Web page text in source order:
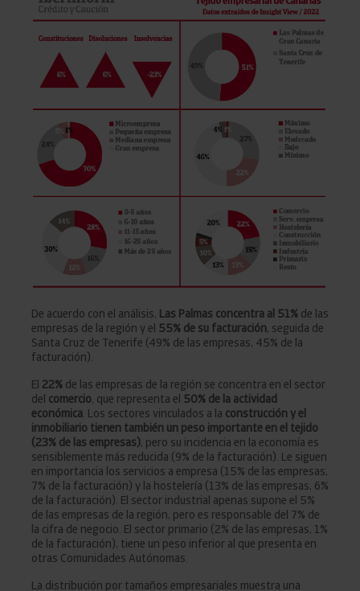
De acuerdo con el análisis, Las Palmas concentra al 51% de las
empresas de la región y el 55% de su facturación, seguida de
Santa Cruz de Tenerife (49% de las empresas, 45% de la
facturación).
El 22% de las empresas de la región se concentra en el sector
del comercio, que representa el 50% de la actividad
económica . Los sectores vinculados a la construcción y el
inmobiliario tienen también un peso importante en el tejido
(23% de las empresas), pero su incidencia en la economía es
sensiblemente más reducida (9% de la facturación). Le siguen
en importancia los servicios a empresa (15% de las empresas,
7% de la facturación) y la hostelería (13% de las empresas, 6%
de la facturación). El sector industrial apenas supone el 5%
de las empresas de la región, pero es responsable del 7% de
la cifra de negocio. El sector primario (2% de las empresas, 1%
de la facturación), tiene un peso inferior al que presenta en
otras Comunidades Autónomas.
La distribución por tamaños empresariales muestra una